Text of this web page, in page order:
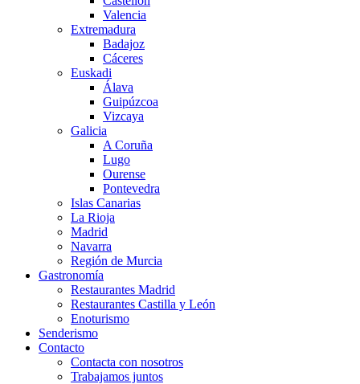
Valencia
Extremadura
Badajoz
Cáceres
Euskadi
Álava
Guipúzcoa
Vizcaya
Galicia
A Coruña
Lugo
Ourense
Pontevedra
Islas Canarias
La Rioja
Madrid
Navarra
Región de Murcia
Gastronomía
Restaurantes Madrid
Restaurantes Castilla y León
Enoturismo
Senderismo
Contacto
Contacta con nosotros
Trabajamos juntos